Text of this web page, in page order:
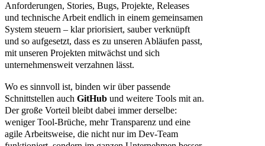
Anforderungen, Stories, Bugs, Projekte, Releases
und technische Arbeit endlich in einem gemeinsamen
System steuern – klar priorisiert, sauber verknüpft
und so aufgesetzt, dass es zu unseren Abläufen passt,
mit unseren Projekten mitwächst und sich
unternehmensweit verzahnen lässt.
Wo es sinnvoll ist, binden wir über passende
Schnittstellen auch GitHub und weitere Tools mit an.
Der große Vorteil bleibt dabei immer derselbe:
weniger Tool-Brüche, mehr Transparenz und eine
agile Arbeitsweise, die nicht nur im Dev-Team